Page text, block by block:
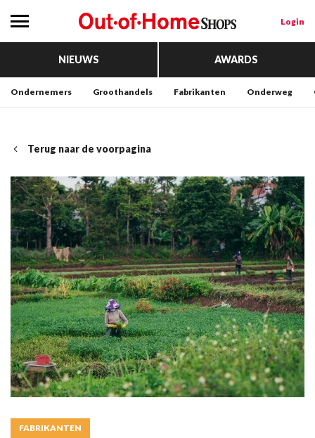
Login
NIEUWS AWARDS
Ondernemers Groothandels Fabrikanten Onderweg
Terug naar de voorpagina
FABRIKANTEN